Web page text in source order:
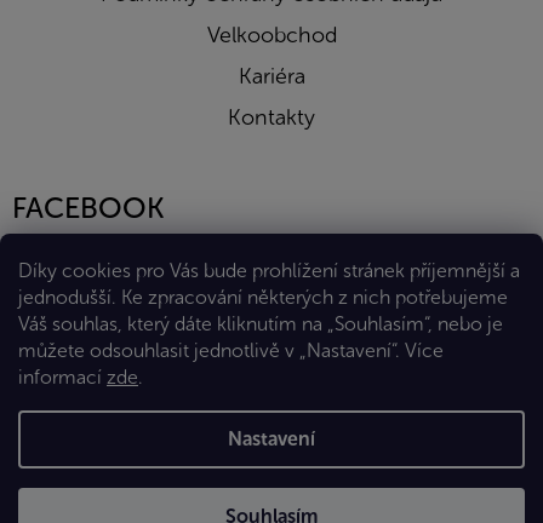
Díky cookies pro Vás bude prohlížení stránek příjemnější a
jednodušší. Ke zpracování některých z nich potřebujeme
Váš souhlas, který dáte kliknutím na „Souhlasím“, nebo je
můžete odsouhlasit jednotlivě v „Nastavení“. Více
informací zde.
Nastavení
Souhlasím
Velkoobchod
Kariéra
Kontakty
FACEBOOK
Vytvořil Shoptet Premium
Copyright 2026Eshop Diana Company, spol. s r.o.. Všechna
práva vyhrazena.